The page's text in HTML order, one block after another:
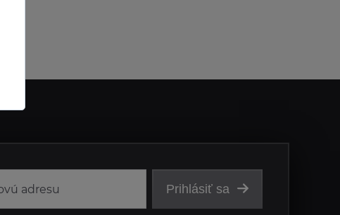
Prihlásiť sa